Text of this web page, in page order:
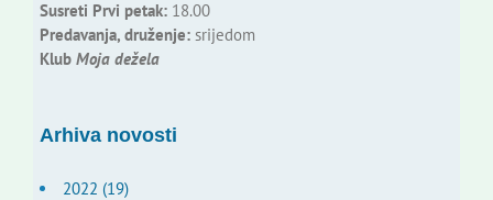
Susreti Prvi petak:18.00
Predavanja, druženje:srijedom
Klub Moja dežela
Arhiva novosti
2022 (19)